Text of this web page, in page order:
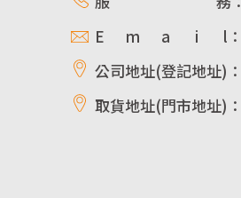
E m a i l：
公司地址(登記地址)：
取貨地址(門市地址)：